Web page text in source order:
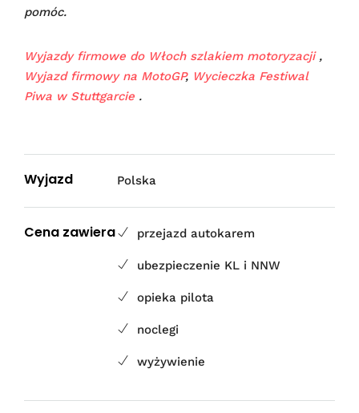
pomóc.
Wyjazdy firmowe do Włoch szlakiem motoryzacji,
Wyjazd firmowy na MotoGP, Wycieczka Festiwal
Piwa w Stuttgarcie .
Wyjazd Polska
Cena zawiera przejazd autokarem
ubezpieczenie KL i NNW
opieka pilota
noclegi
wyżywienie